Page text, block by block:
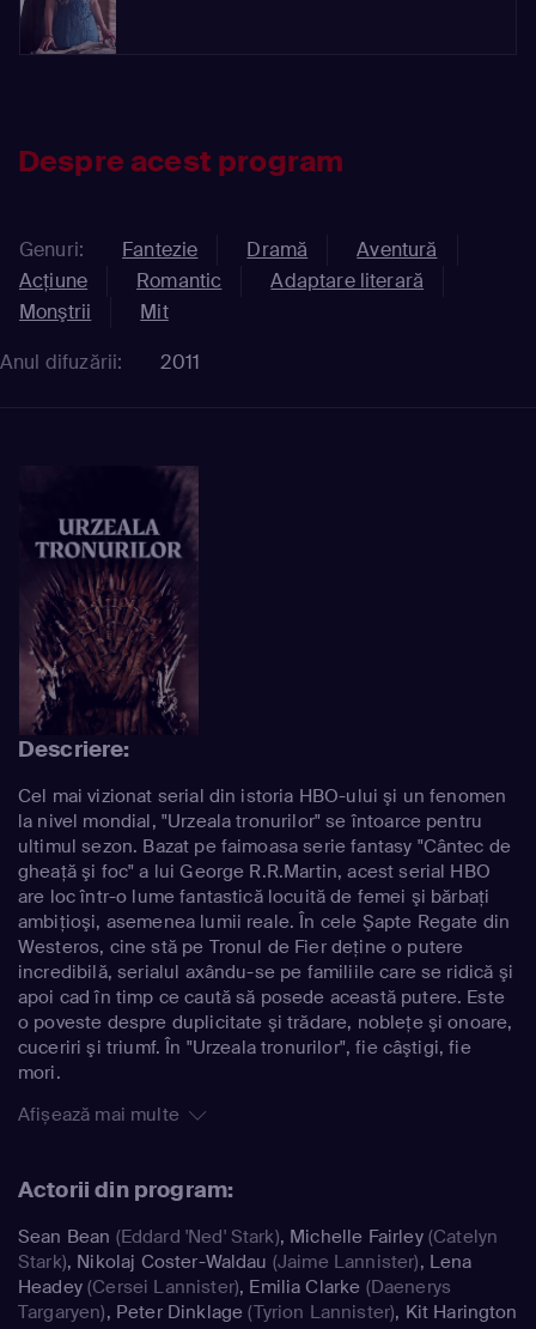
Despre acest program
Genuri: Fantezie Dramă
Aventură
Acţiune
Romantic
Adaptare literară
Monştrii
Mit
Anul difuzării:
2011
Descriere:
Cel mai vizionat serial din istoria HBO-ului şi un fenomen
la nivel mondial, "Urzeala tronurilor" se întoarce pentru
ultimul sezon. Bazat pe faimoasa serie fantasy "Cântec de
gheaţă şi foc" a lui George R.R.Martin, acest serial HBO
are loc într-o lume fantastică locuită de femei şi bărbaţi
ambiţioşi, asemenea lumii reale. În cele Şapte Regate din
Westeros, cine stă pe Tronul de Fier deţine o putere
incredibilă, serialul axându-se pe familiile care se ridică şi
apoi cad în timp ce caută să posede această putere. Este
o poveste despre duplicitate şi trădare, nobleţe şi onoare,
cuceriri şi triumf. În "Urzeala tronurilor", fie câştigi, fie
mori.
Afișează mai multe
Actorii din program:
Sean Bean (Eddard 'Ned' Stark), Michelle Fairley(Catelyn
Stark), Nikolaj Coster-Waldau (Jaime Lannister), Lena
Headey(Cersei Lannister), Emilia Clarke (Daenerys
Targaryen), Peter Dinklage (Tyrion Lannister), Kit Harington